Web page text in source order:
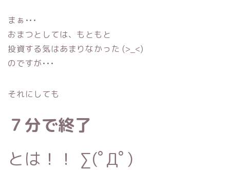
まぁ•••
おまつとしては、もともと
投資する気はあまりなかった (>_<)
のですが•••
それにしても
７分で終了
とは！！ ∑(ﾟДﾟ)